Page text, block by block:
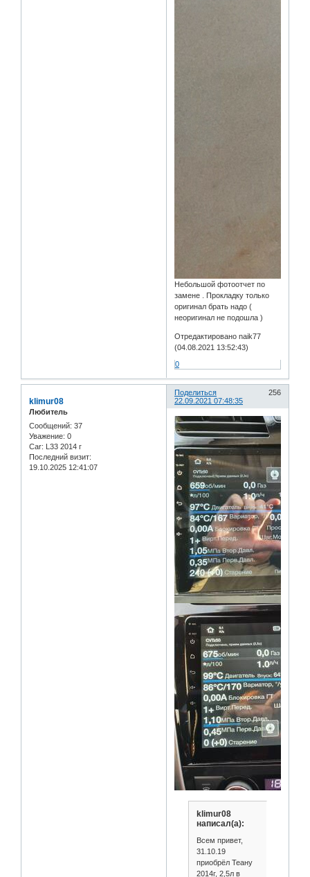
Небольшой фотоотчет по
замене . Прокладку только
оригинал брать надо (
неоригинал не подошла )
Отредактировано naik77
(04.08.2021 13:52:43)
0
Поделиться
256
22.09.2021 07:48:35
klimur08
Любитель
Сообщений: 37
Уважение: 0
Car: L33 2014 г
Последний визит:
19.10.2025 12:41:07
klimur08
написал(а):
Всем привет,
31.10.19
приобрёл Теану
2014г, 2,5л в